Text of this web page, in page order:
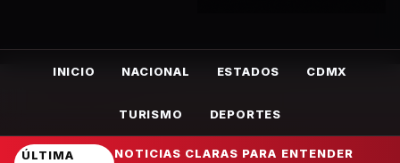
INICIO NACIONAL ESTADOS CDMX
TURISMO DEPORTES
ÚLTIMA
NOTICIAS CLARAS PARA ENTENDER